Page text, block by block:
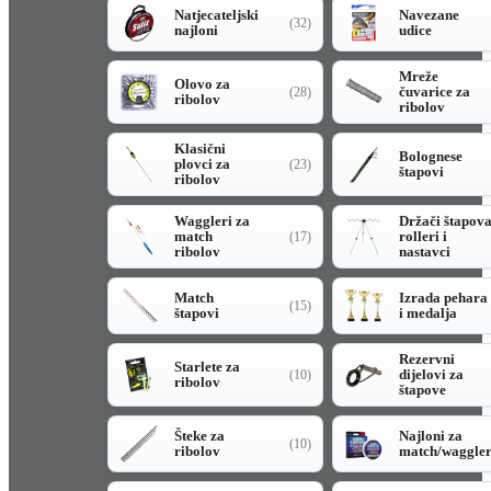
Natjecateljski
najloni
(32)
Navezane
udice
Olovo za
ribolov
(28)
Mreže
čuvarice za
ribolov
Klasični
plovci za
ribolov
(23)
Bolognese
štapovi
Waggleri za
match
ribolov
(17)
Držači štapova
rolleri i
nastavci
Match
štapovi
(15)
Izrada pehara
i medalja
Starlete za
ribolov
(10)
Rezervni
dijelovi za
štapove
Šteke za
ribolov
(10)
Najloni za
match/waggler